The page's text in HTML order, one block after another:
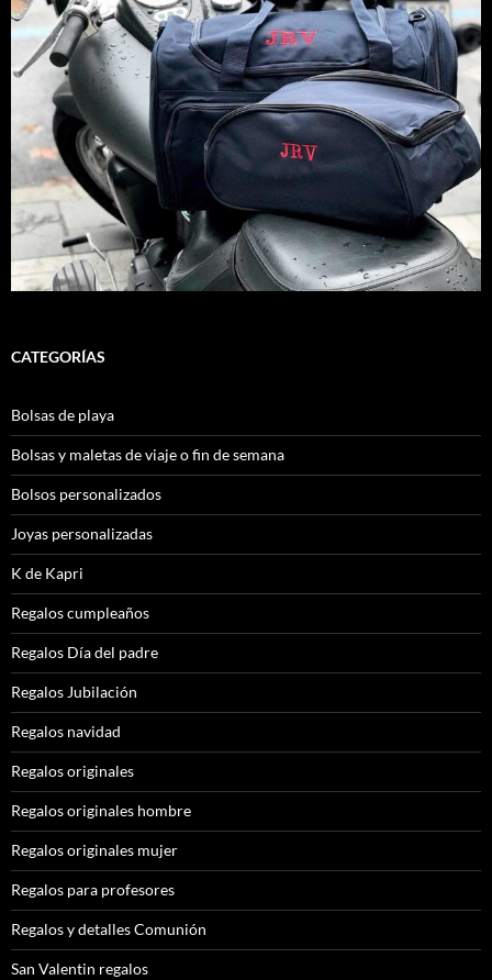
CATEGORÍAS
Bolsas de playa
Bolsas y maletas de viaje o fin de semana
Bolsos personalizados
Joyas personalizadas
K de Kapri
Regalos cumpleaños
Regalos Día del padre
Regalos Jubilación
Regalos navidad
Regalos originales
Regalos originales hombre
Regalos originales mujer
Regalos para profesores
Regalos y detalles Comunión
San Valentin regalos